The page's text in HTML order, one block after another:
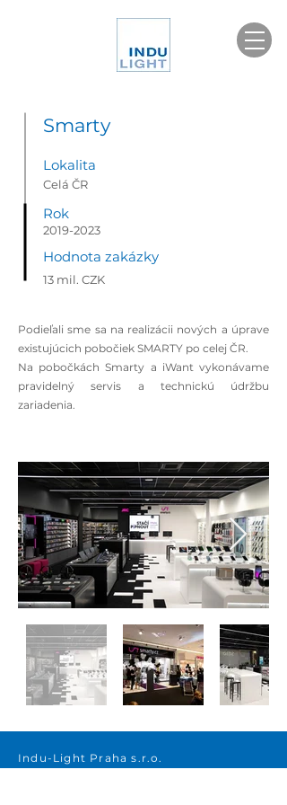
Smarty
Lokalita
Celá ČR
2019-2023
Rok
Hodnota zakázky
13 mil. CZK
Podieľali sme sa na realizácii nových a úprave
existujúcich pobočiek SMARTY po celej ČR.
Na pobočkách Smarty a iWant vykonávame
pravidelný servis a technickú údržbu
zariadenia.
Indu-Light Praha s.r.o.